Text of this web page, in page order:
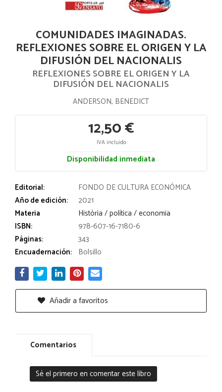
COMUNIDADES IMAGINADAS.
REFLEXIONES SOBRE EL ORIGEN Y LA
DIFUSIÓN DEL NACIONALIS
REFLEXIONES SOBRE EL ORIGEN Y LA
DIFUSIÓN DEL NACIONALIS
ANDERSON, BENEDICT
12,50 €
IVA incluido
Disponibilidad inmediata
Editorial:
FONDO DE CULTURA ECONÓMICA
Año de edición:
2021
Materia
Història / política / economia
ISBN:
978-607-16-7180-6
Páginas:
343
Encuadernación: Bolsillo
Añadir a favoritos
Comentarios
Sé el primero en comentar este libro